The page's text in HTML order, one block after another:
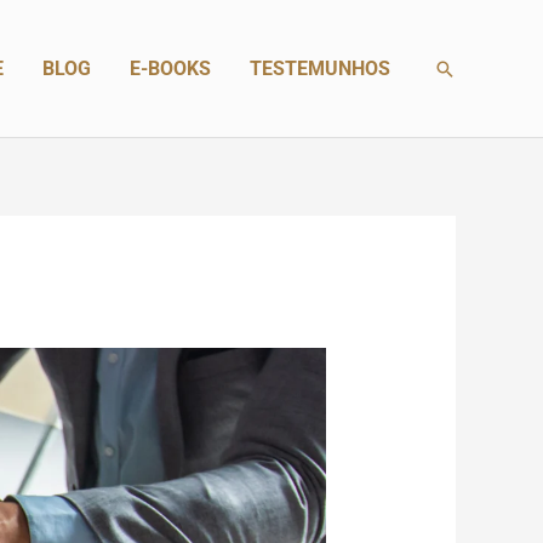
BLOG E-BOOKS TESTEMUNHOS Search